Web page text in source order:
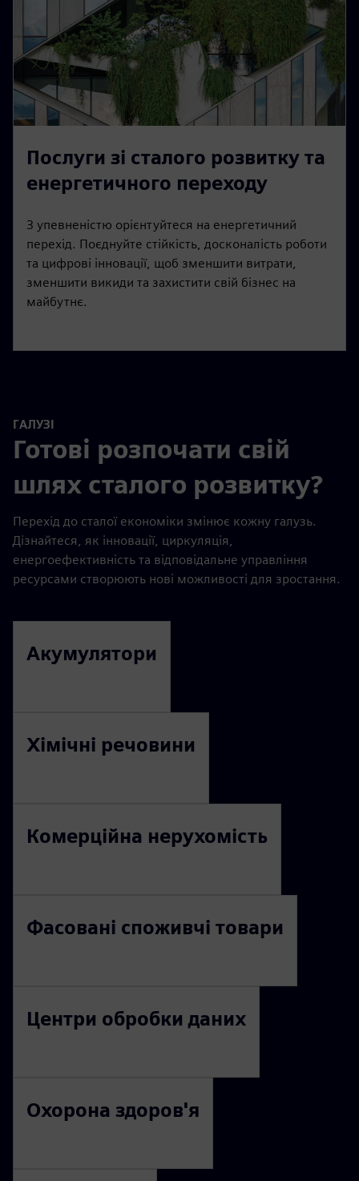
Послуги зі сталого розвитку та
енергетичного переходу
З упевненістю орієнтуйтеся на енергетичний
перехід. Поєднуйте стійкість, досконалість роботи
та цифрові інновації, щоб зменшити витрати,
зменшити викиди та захистити свій бізнес на
майбутнє.
ГАЛУЗІ
Готові розпочати свій
шлях сталого розвитку?
Перехід до сталої економіки змінює кожну галузь.
Дізнайтеся, як інновації, циркуляція,
енергоефективність та відповідальне управління
ресурсами створюють нові можливості для зростання.
Акумулятори
Хімічні речовини
Комерційна нерухомість
Фасовані споживчі товари
Центри обробки даних
Охорона здоров'я